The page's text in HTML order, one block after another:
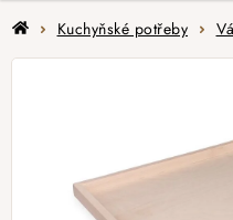
DomůKuchyňské potřeby